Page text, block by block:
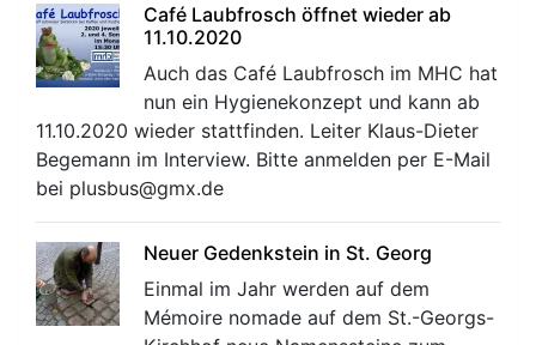
Café Laubfrosch öffnet wieder ab
11.10.2020
Auch das Café Laubfrosch im MHC hat
nun ein Hygienekonzept und kann ab
11.10.2020 wieder stattfinden. Leiter Klaus-Dieter
Begemann im Interview. Bitte anmelden per E-Mail
bei plusbus@gmx.de
Neuer Gedenkstein in St. Georg
Einmal im Jahr werden auf dem
Mémoire nomade auf dem St.-Georgs-